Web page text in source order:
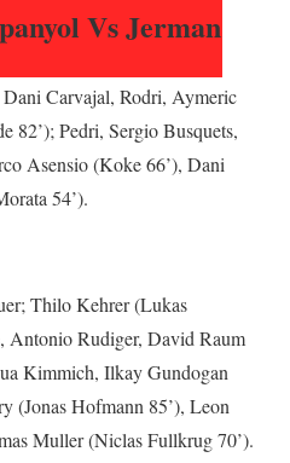
Vs Jerman
Carvajal, Rodri, Aymeric
82’); Pedri, Sergio Busquets,
Asensio (Koke 66’), Dani
54’).
Thilo Kehrer (Lukas
Antonio Rudiger, David Raum
Kimmich, Ilkay Gundogan
(Jonas Hofmann 85’), Leon
Muller (Niclas Fullkrug 70’).